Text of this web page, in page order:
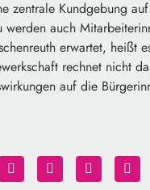
zentrale Kundgebung
auch
erwartet, heißt
rechnet nicht
auf die